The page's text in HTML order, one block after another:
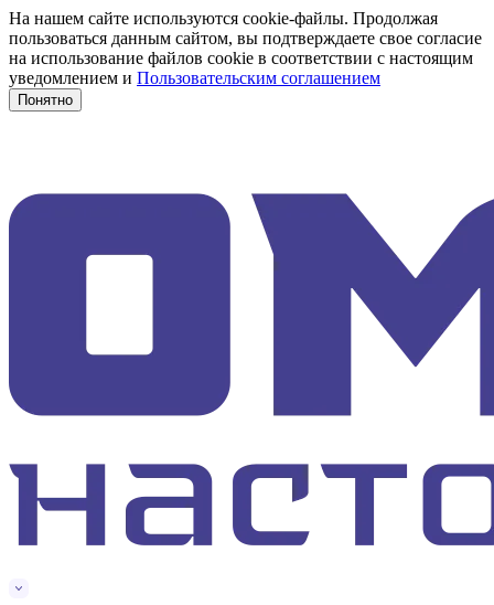
На нашем сайте используются cookie-файлы. Продолжая
пользоваться данным сайтом, вы подтверждаете свое согласие
на использование файлов cookie в соответствии с настоящим
уведомлением и Пользовательским соглашением
Понятно